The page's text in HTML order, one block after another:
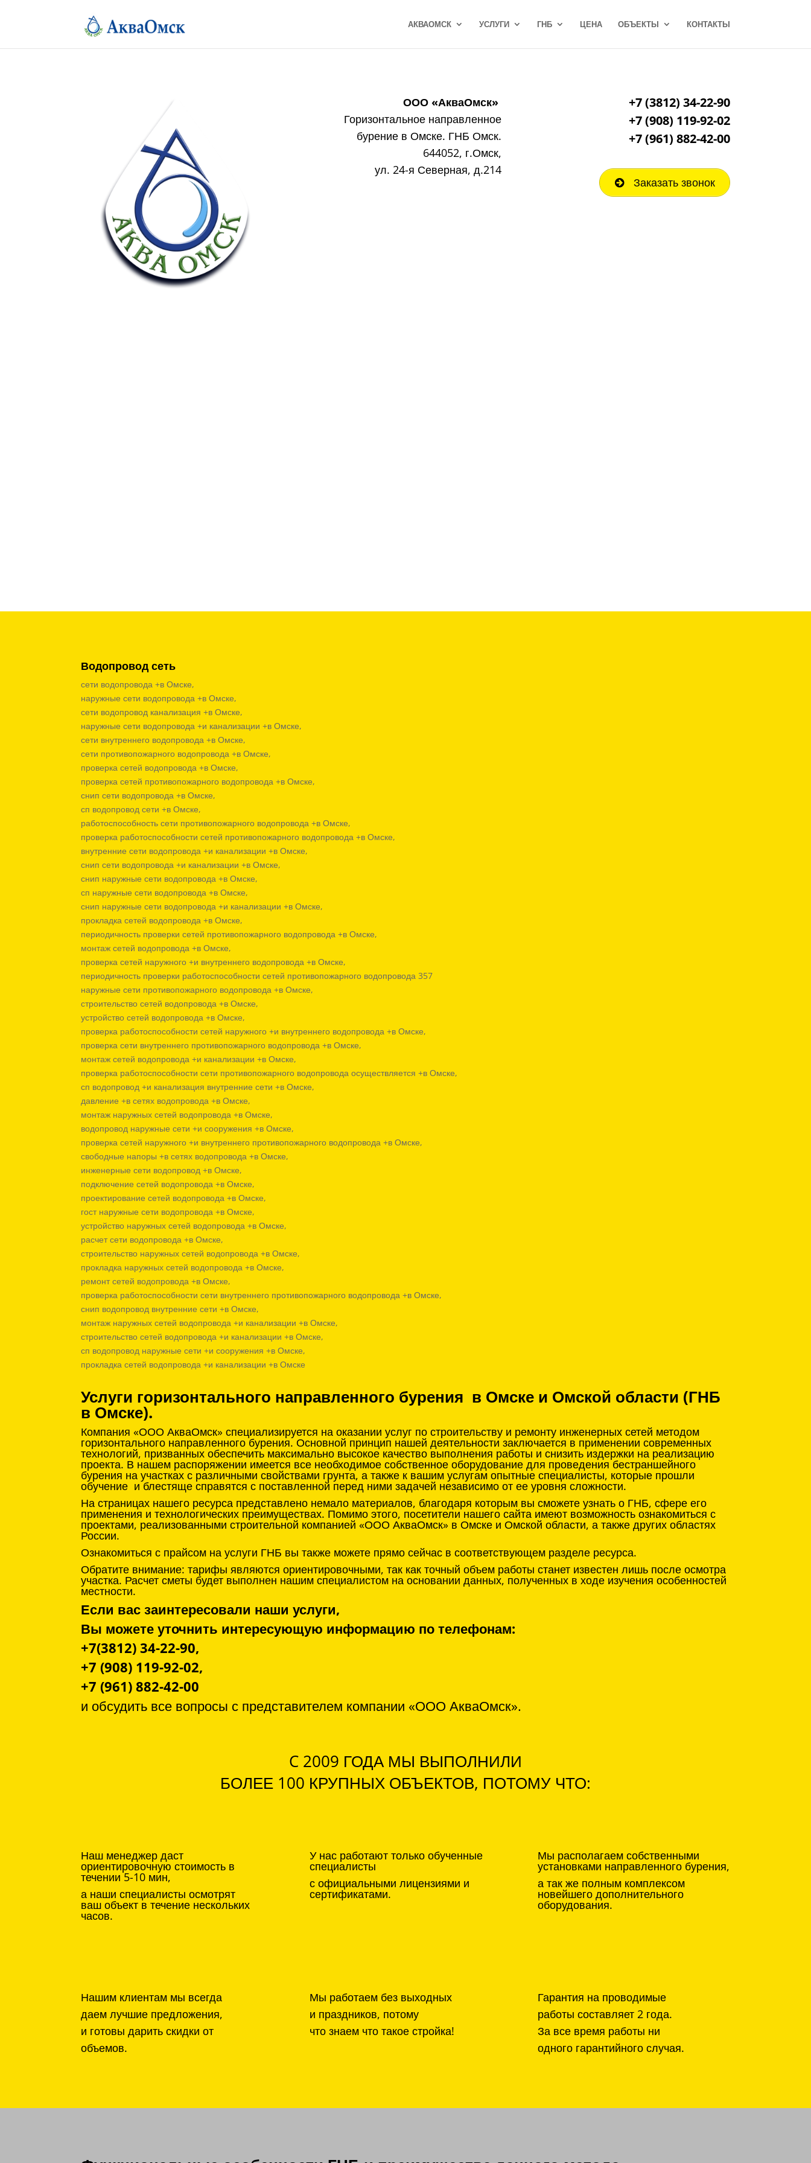
АКВАОМСК УСЛУГИ ГНБ ЦЕНА ОБЪЕКТЫ КОНТАКТЫ
ООО «АкваОмск»
Горизонтальное направленное
бурение в Омске. ГНБ Омск.
644052, г.Омск,
ул. 24-я Северная, д.214
+7 (3812) 34-22-90
+7 (908) 119-92-02
+7(961) 882-42-00
Заказать звонок
Водопровод сеть
сети водопровода +в Омске,
наружные сети водопровода +в Омске,
сети водопровод канализация +в Омске,
наружные сети водопровода +и канализации +в Омске,
сети внутреннего водопровода +в Омске,
сети противопожарного водопровода +в Омске,
проверка сетей водопровода +в Омске,
проверка сетей противопожарного водопровода +в Омске,
снип сети водопровода +в Омске,
сп водопровод сети +в Омске,
работоспособность сети противопожарного водопровода +в Омске,
проверка работоспособности сетей противопожарного водопровода +в Омске,
внутренние сети водопровода +и канализации +в Омске,
снип сети водопровода +и канализации +в Омске,
снип наружные сети водопровода +в Омске,
сп наружные сети водопровода +в Омске,
снип наружные сети водопровода +и канализации +в Омске,
прокладка сетей водопровода +в Омске,
периодичность проверки сетей противопожарного водопровода +в Омске,
монтаж сетей водопровода +в Омске,
проверка сетей наружного +и внутреннего водопровода +в Омске,
периодичность проверки работоспособности сетей противопожарного водопровода 357
наружные сети противопожарного водопровода +в Омске,
строительство сетей водопровода +в Омске,
устройство сетей водопровода +в Омске,
проверка работоспособности сетей наружного +и внутреннего водопровода +в Омске,
проверка сети внутреннего противопожарного водопровода +в Омске,
монтаж сетей водопровода +и канализации +в Омске,
проверка работоспособности сети противопожарного водопровода осуществляется +в Омске,
сп водопровод +и канализация внутренние сети +в Омске,
давление +в сетях водопровода +в Омске,
монтаж наружных сетей водопровода +в Омске,
водопровод наружные сети +и сооружения +в Омске,
проверка сетей наружного +и внутреннего противопожарного водопровода +в Омске,
свободные напоры +в сетях водопровода +в Омске,
инженерные сети водопровод +в Омске,
подключение сетей водопровода +в Омске,
проектирование сетей водопровода +в Омске,
гост наружные сети водопровода +в Омске,
устройство наружных сетей водопровода +в Омске,
расчет сети водопровода +в Омске,
строительство наружных сетей водопровода +в Омске,
прокладка наружных сетей водопровода +в Омске,
ремонт сетей водопровода +в Омске,
проверка работоспособности сети внутреннего противопожарного водопровода +в Омске,
снип водопровод внутренние сети +в Омске,
монтаж наружных сетей водопровода +и канализации +в Омске,
строительство сетей водопровода +и канализации +в Омске,
сп водопровод наружные сети +и сооружения +в Омске,
прокладка сетей водопровода +и канализации +в Омске
Услуги горизонтального направленного бурения в Омске и Омской области (ГНБ
в Омске).
Компания «ООО АкваОмск» специализируется на оказании услуг по строительству и ремонту инженерных сетей методом
горизонтального направленного бурения. Основной принцип нашей деятельности заключается в применении современных
технологий, призванных обеспечить максимально высокое качество выполнения работы и снизить издержки на реализацию
проекта. В нашем распоряжении имеется все необходимое собственное оборудование для проведения бестраншейного
бурения на участках с различными свойствами грунта, а также к вашим услугам опытные специалисты, которые прошли
обучение и блестяще справятся с поставленной перед ними задачей независимо от ее уровня сложности.
На страницах нашего ресурса представлено немало материалов, благодаря которым вы сможете узнать о ГНБ, сфере его
применения и технологических преимуществах. Помимо этого, посетители нашего сайта имеют возможность ознакомиться с
проектами, реализованными строительной компанией «ООО АкваОмск» в Омске и Омской области, а также других областях
России.
Ознакомиться с прайсом на услуги ГНБ вы также можете прямо сейчас в соответствующем разделе ресурса.
Обратите внимание: тарифы являются ориентировочными, так как точный объем работы станет известен лишь после осмотра
участка. Расчет сметы будет выполнен нашим специалистом на основании данных, полученных в ходе изучения особенностей
местности.
Если вас заинтересовали наши услуги,
Вы можете уточнить интересующую информацию по телефонам:
+7(3812) 34-22-90,
+7 (908) 119-92-02,
+7 (961) 882-42-00
и обсудить все вопросы с представителем компании «ООО АкваОмск».
C 2009 ГОДА МЫ ВЫПОЛНИЛИ
БОЛЕЕ 100 КРУПНЫХ ОБЪЕКТОВ, ПОТОМУ ЧТО:
Наш менеджер даст
ориентировочную стоимость в
течении 5-10 мин,
а наши специалисты осмотрят
ваш объект в течение нескольких
часов.
У нас работают только обученные
специалисты
с официальными лицензиями и
сертификатами.
Мы располагаем собственными
установками направленного бурения,
а так же полным комплексом
новейшего дополнительного
оборудования.
Нашим клиентам мы всегда
даем лучшие предложения,
и готовы дарить скидки от
объемов.
Мы работаем без выходных
и праздников, потому
что знаем что такое стройка!
Гарантия на проводимые
работы составляет 2 года.
За все время работы ни
одного гарантийного случая.